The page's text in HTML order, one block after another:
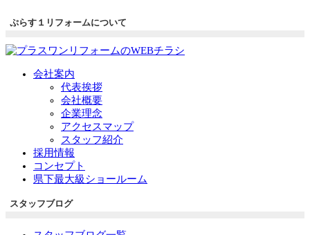
ぷらす１リフォームについて
会社案内
代表挨拶
会社概要
企業理念
アクセスマップ
スタッフ紹介
採用情報
コンセプト
県下最大級ショールーム
スタッフブログ